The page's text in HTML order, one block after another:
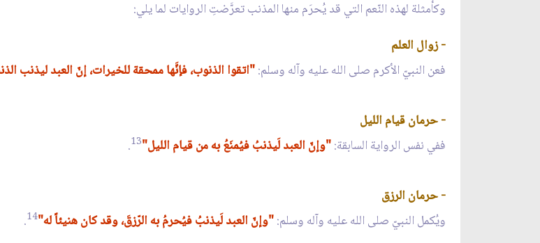
وكأمثلة لهذه النّعم التي قد يُحرَم منها المذنب تعرَّضتِ الروايات لما يلي:
- زوال العلم
فعن النبيّ الأكرم صلى الله عليه وآله وسلم:"اتقوا الذنوب، فإنَّها ممحقة للخيرات، إنّ العبد ليذنب
- حرمان قيام الليل
ففي نفس الرواية السابقة:"وإنّ العبد لَيذنبُ فيُمنَعُ به من قيام الليل"13
.
- حرمان الرزق
ويُكمل النبيّ صلى الله عليه وآله وسلم:"وإنّ العبد لَيذنبُ فيُحرمُ به الرّزقَ، وقد كان هنيئاً له"14
.